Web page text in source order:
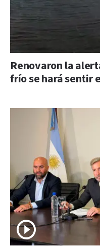
Renovaron la
frío se hará sentir